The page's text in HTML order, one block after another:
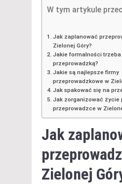
W tym artykule
Jak zaplanować
Zielonej Góry?
Jakie formalności trzeba
przeprowadzką?
Jakie są najlepsze firmy
przeprowadzkowe w
Jak spakować się na
Jak zorganizować życie
przeprowadzce w
Jak
Zielonej